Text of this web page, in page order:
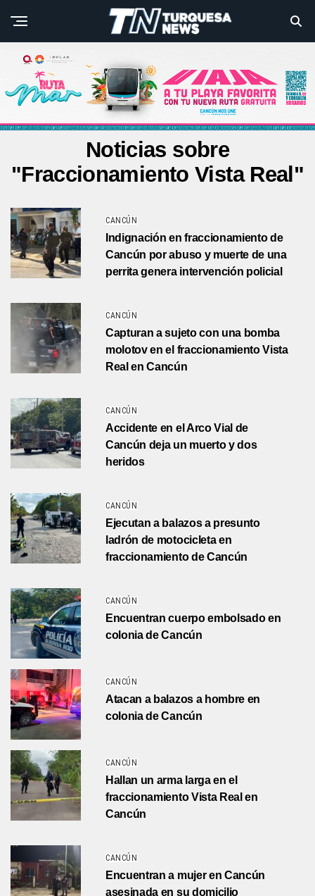
Noticias sobre
"Fraccionamiento Vista Real"
CANCÚN
Indignación en fraccionamiento de
Cancún por abuso y muerte de una
perrita genera intervención policial
CANCÚN
Capturan a sujeto con una bomba
molotov en el fraccionamiento Vista
Real en Cancún
CANCÚN
Accidente en el Arco Vial de
Cancún deja un muerto y dos
heridos
CANCÚN
Ejecutan a balazos a presunto
ladrón de motocicleta en
fraccionamiento de Cancún
CANCÚN
Encuentran cuerpo embolsado en
colonia de Cancún
CANCÚN
Atacan a balazos a hombre en
colonia de Cancún
CANCÚN
Hallan un arma larga en el
fraccionamiento Vista Real en
Cancún
CANCÚN
Encuentran a mujer en Cancún
asesinada en su domicilio